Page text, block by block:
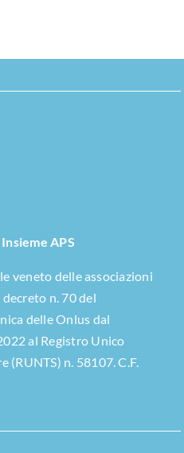
APS
veneto delle associazioni
n. 70 del
delle Onlus dal
al Registro Unico
(RUNTS) n. 58107. C.F.